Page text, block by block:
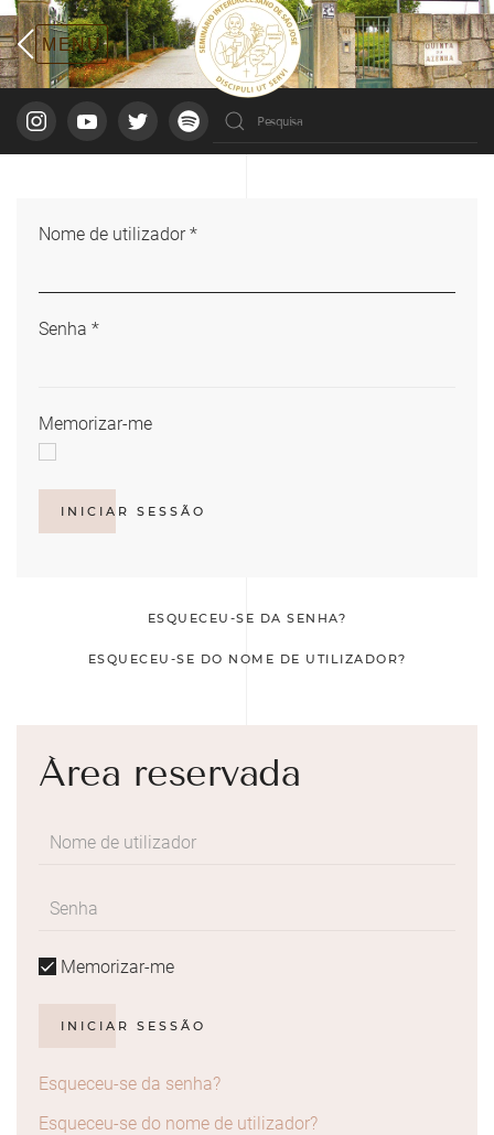
Nome de utilizador*
Senha *
Memorizar-me
INICIAR SESSÃO
ESQUECEU-SE DA SENHA?
ESQUECEU-SE DO NOME DE UTILIZADOR?
Área reservada
Memorizar-me
INICIAR SESSÃO
Esqueceu-se da senha?
Esqueceu-se do nome de utilizador?